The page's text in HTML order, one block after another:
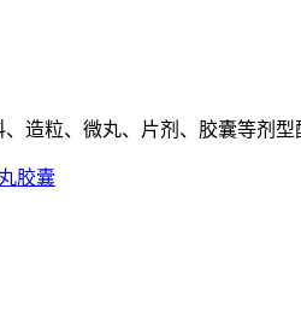
造粒、微丸、片剂、胶囊等剂
胶囊